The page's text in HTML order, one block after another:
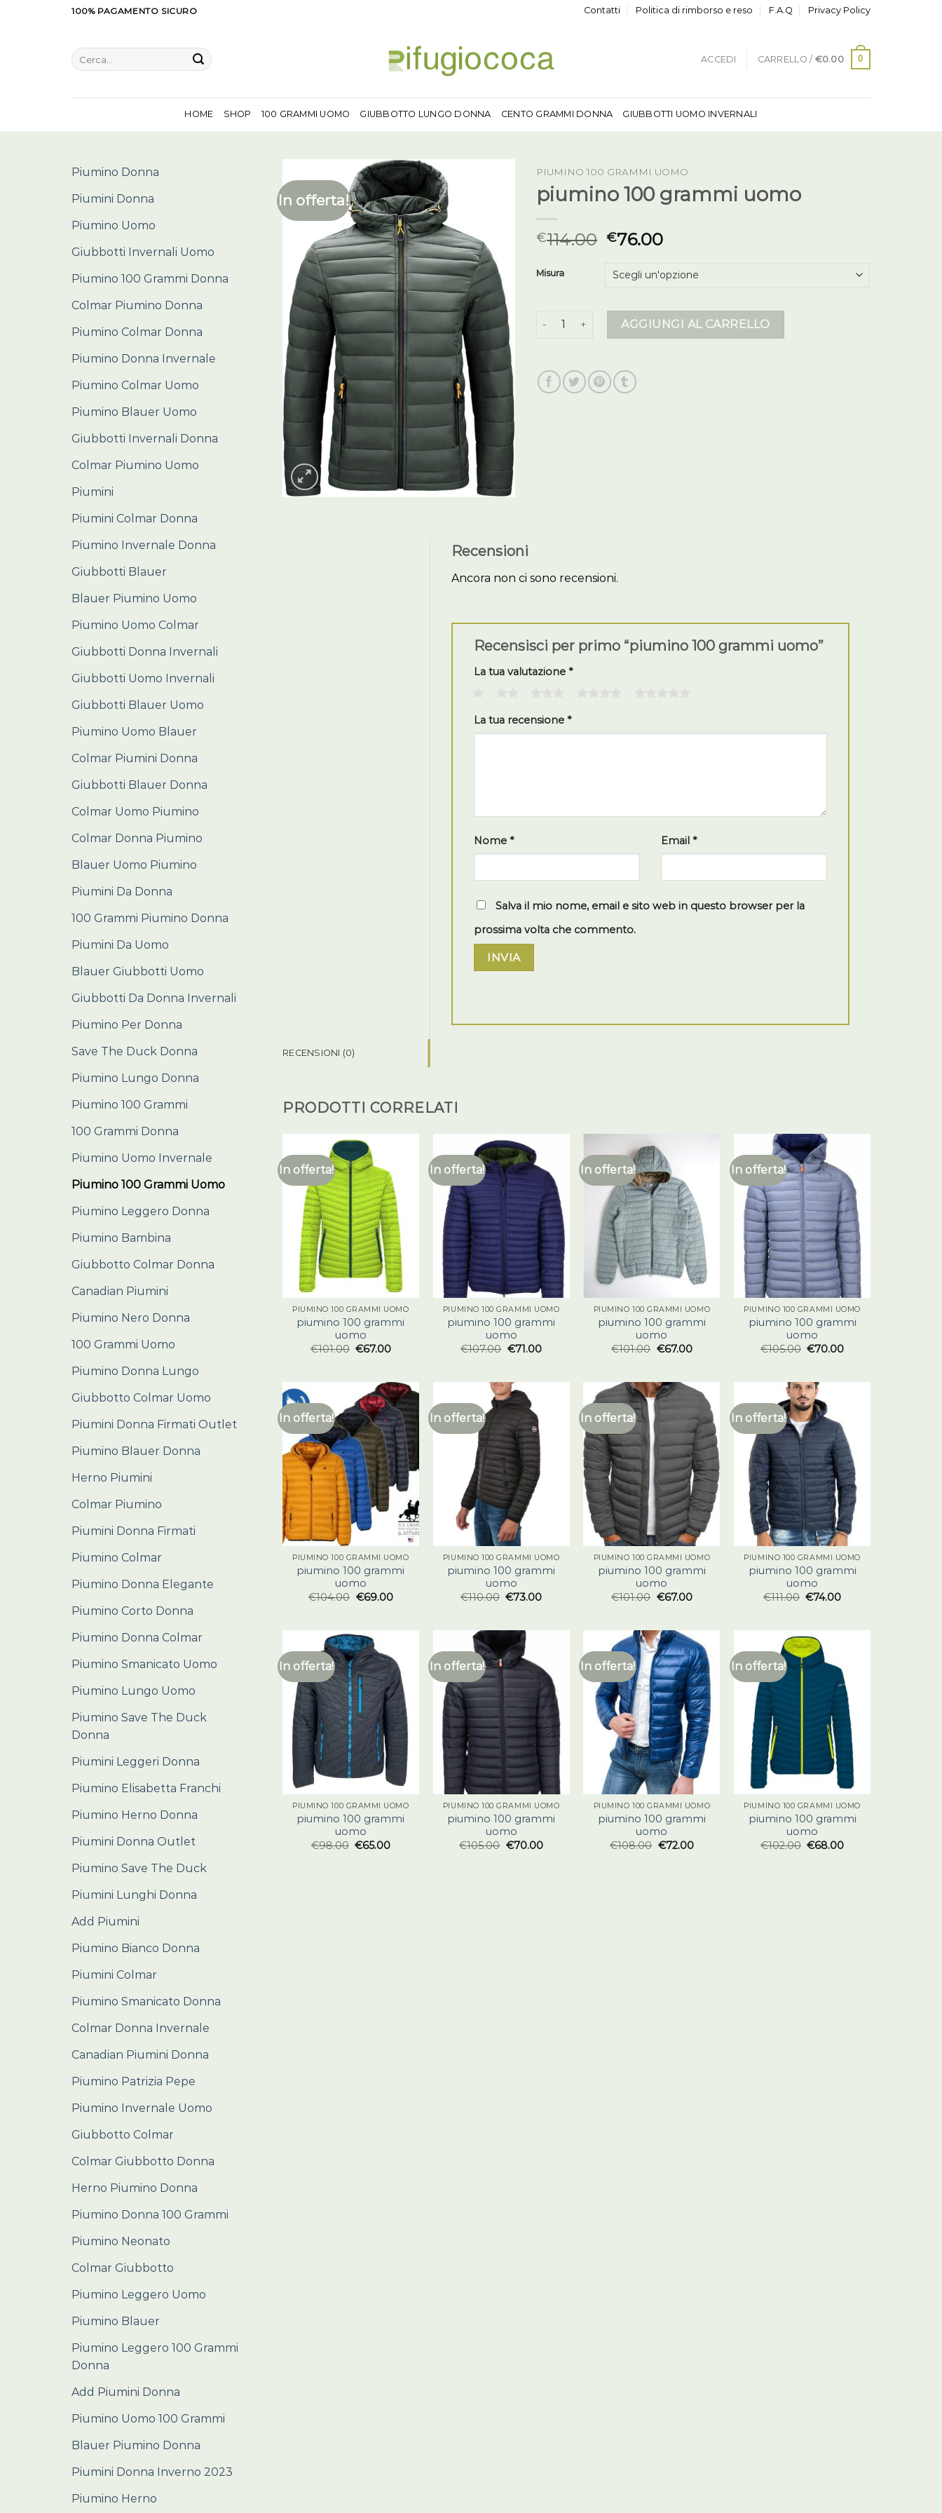
100% PAGAMENTO SICURO Contatti Politica di rimborso e reso F.A.Q Privacy Policy
Cerca:
ACCEDI CARRELLO / €0.00 0
HOME SHOP 100 GRAMMI UOMO GIUBBOTTO LUNGO DONNA CENTO GRAMMI DONNA GIUBBOTTI UOMO INVERNALI
Piumino Donna
Piumini Donna
Piumino Uomo
Giubbotti Invernali Uomo
Piumino 100 Grammi Donna
Colmar Piumino Donna
Piumino Colmar Donna
Piumino Donna Invernale
Piumino Colmar Uomo
Piumino Blauer Uomo
Giubbotti Invernali Donna
Colmar Piumino Uomo
Piumini
Piumini Colmar Donna
Piumino Invernale Donna
Giubbotti Blauer
Blauer Piumino Uomo
Piumino Uomo Colmar
Giubbotti Donna Invernali
Giubbotti Uomo Invernali
Giubbotti Blauer Uomo
Piumino Uomo Blauer
Colmar Piumini Donna
Giubbotti Blauer Donna
Colmar Uomo Piumino
Colmar Donna Piumino
Blauer Uomo Piumino
Piumini Da Donna
100 Grammi Piumino Donna
Piumini Da Uomo
Blauer Giubbotti Uomo
Giubbotti Da Donna Invernali
Piumino Per Donna
Save The Duck Donna
Piumino Lungo Donna
Piumino 100 Grammi
100 Grammi Donna
Piumino Uomo Invernale
Piumino 100 Grammi Uomo
Piumino Leggero Donna
Piumino Bambina
Giubbotto Colmar Donna
Canadian Piumini
Piumino Nero Donna
100 Grammi Uomo
Piumino Donna Lungo
Giubbotto Colmar Uomo
Piumini Donna Firmati Outlet
Piumino Blauer Donna
Herno Piumini
Colmar Piumino
Piumini Donna Firmati
Piumino Colmar
Piumino Donna Elegante
Piumino Corto Donna
Piumino Donna Colmar
Piumino Smanicato Uomo
Piumino Lungo Uomo
Piumino Save The Duck
Donna
Piumini Leggeri Donna
Piumino Elisabetta Franchi
Piumino Herno Donna
Piumini Donna Outlet
Piumino Save The Duck
Piumini Lunghi Donna
Add Piumini
Piumino Bianco Donna
Piumini Colmar
Piumino Smanicato Donna
Colmar Donna Invernale
Canadian Piumini Donna
Piumino Patrizia Pepe
Piumino Invernale Uomo
Giubbotto Colmar
Colmar Giubbotto Donna
Herno Piumino Donna
Piumino Donna 100 Grammi
Piumino Neonato
Colmar Giubbotto
Piumino Leggero Uomo
Piumino Blauer
Piumino Leggero 100 Grammi
Donna
Add Piumini Donna
Piumino Uomo 100 Grammi
Blauer Piumino Donna
Piumini Donna Inverno 2023
Piumino Herno
In offerta!
PIUMINO 100 GRAMMI UOMO
piumino 100 grammi uomo
€114.00 €76.00
Misura
piumino 100 grammi uomo quantità
AGGIUNGI AL CARRELLO
RECENSIONI (0)
Recensioni
Ancora non ci sono recensioni.
Recensisci per primo “piumino 100 grammi uomo”
La tua valutazione *
La tua recensione *
Nome * Email *
Salva il mio nome, email e sito web in questo browser per la
prossima volta che commento.
PRODOTTI CORRELATI
In offerta!
PIUMINO 100 GRAMMI UOMO
piumino 100 grammi
uomo
€101.00 €67.00
In offerta!
PIUMINO 100 GRAMMI UOMO
piumino 100 grammi
uomo
€107.00 €71.00
In offerta!
PIUMINO 100 GRAMMI UOMO
piumino 100 grammi
uomo
€101.00 €67.00
In offerta!
PIUMINO 100 GRAMMI UOMO
piumino 100 grammi
uomo
€105.00 €70.00
In offerta!
PIUMINO 100 GRAMMI UOMO
piumino 100 grammi
uomo
€104.00 €69.00
In offerta!
PIUMINO 100 GRAMMI UOMO
piumino 100 grammi
uomo
€110.00 €73.00
In offerta!
PIUMINO 100 GRAMMI UOMO
piumino 100 grammi
uomo
€101.00 €67.00
In offerta!
PIUMINO 100 GRAMMI UOMO
piumino 100 grammi
uomo
€111.00 €74.00
In offerta!
PIUMINO 100 GRAMMI UOMO
piumino 100 grammi
uomo
€98.00 €65.00
In offerta!
PIUMINO 100 GRAMMI UOMO
piumino 100 grammi
uomo
€105.00 €70.00
In offerta!
PIUMINO 100 GRAMMI UOMO
piumino 100 grammi
uomo
€108.00 €72.00
In offerta!
PIUMINO 100 GRAMMI UOMO
piumino 100 grammi
uomo
€102.00 €68.00